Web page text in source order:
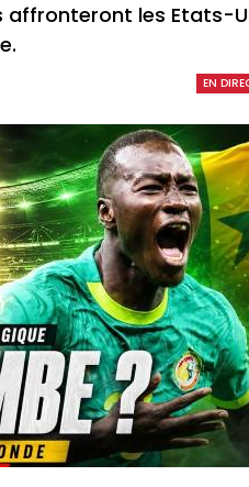
affronteront les Etats-
EN